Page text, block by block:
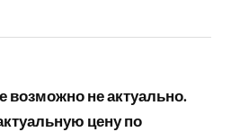
возможно не актуально.
цену по